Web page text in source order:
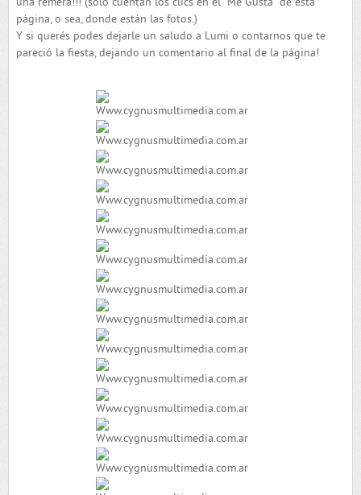
una remera!!! (solo cuentan los clics en el “Me Gusta” de esta
página, o sea, donde están las fotos.)
Y si querés podes dejarle un saludo a Lumi o contarnos que te
pareció la fiesta, dejando un comentario al final de la página!